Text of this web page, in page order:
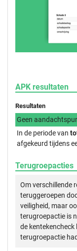
APK resultaten
Resultaten
Geen
In de periode van
afgekeurd tijdens
Terugroepacties
Om verschillende
teruggeroepen
veiligheid, maar
terugroepactie is
de
terugroepactie